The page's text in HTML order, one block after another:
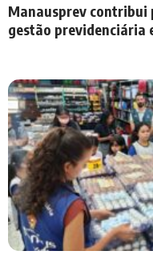
Manausprev
gestão previdenciária